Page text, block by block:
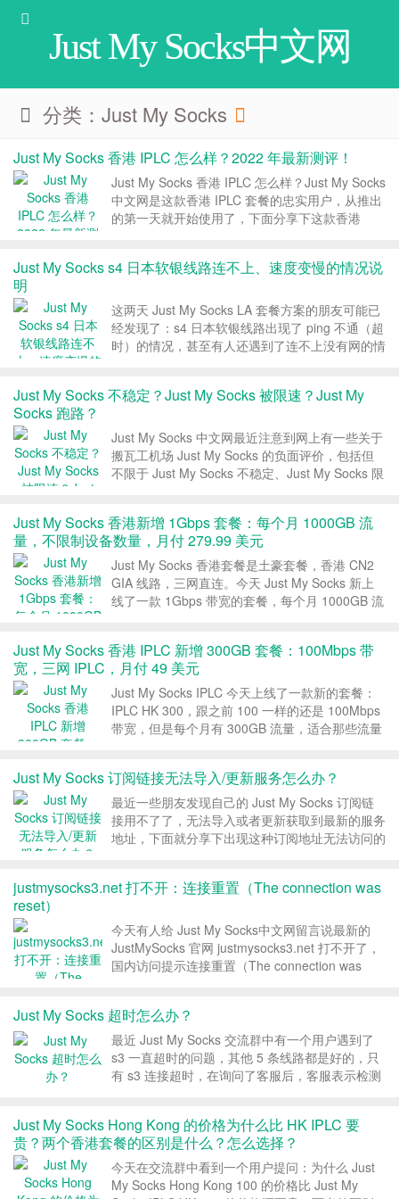
Just My Socks中文网
分类：Just My Socks
Just My Socks 香港 IPLC 怎么样？2022 年最新测评！
Just My Socks 香港 IPLC 怎么样？Just My Socks
中文网是这款香港 IPLC 套餐的忠实用户，从推出
的第一天就开始使用了，下面分享下这款香港
Just My Socks s4 日本软银线路连不上、速度变慢的情况说
明
这两天 Just My Socks LA 套餐方案的朋友可能已
经发现了：s4 日本软银线路出现了 ping 不通（超
时）的情况，甚至有人还遇到了连不上没有网的情
关于昨天...
Just My Socks 不稳定？Just My Socks 被限速？Just My
Socks 跑路？
Just My Socks 中文网最近注意到网上有一些关于
搬瓦工机场 Just My Socks 的负面评价，包括但
不限于 Just My Socks 不稳定、Just My Socks 限
Just My Socks 香港新增 1Gbps 套餐：每个月 1000GB 流
量，不限制设备数量，月付 279.99 美元
Just My Socks 香港套餐是土豪套餐，香港 CN2
GIA 线路，三网直连。今天 Just My Socks 新上
线了一款 1Gbps 带宽的套餐，每个月 1000GB 流
Just My Socks 香港 IPLC 新增 300GB 套餐：100Mbps 带
宽，三网 IPLC，月付 49 美元
Just My Socks IPLC 今天上线了一款新的套餐：
IPLC HK 300，跟之前 100 一样的还是 100Mbps
带宽，但是每个月有 300GB 流量，适合那些流量
Just My Socks 订阅链接无法导入/更新服务怎么办？
最近一些朋友发现自己的 Just My Socks 订阅链
接用不了了，无法导入或者更新获取到最新的服务
地址，下面就分享下出现这种订阅地址无法访问的
者不知道 Ju...
justmysocks3.net 打不开：连接重置（The connection was
reset）
今天有人给 Just My Socks中文网留言说最新的
JustMySocks 官网 justmysocks3.net 打不开了，
国内访问提示连接重置（The connection was
Just My Socks 超时怎么办？
最近 Just My Socks 交流群中有一个用户遇到了
s3 一直超时的问题，其他 5 条线路都是好的，只
有 s3 连接超时，在询问了客服后，客服表示检测
群里的一个 JMS 老手解决了...
Just My Socks Hong Kong 的价格为什么比 HK IPLC 要
贵？两个香港套餐的区别是什么？怎么选择？
今天在交流群中看到一个用户提问：为什么 Just
My Socks Hong Kong 100 的价格比 Just My